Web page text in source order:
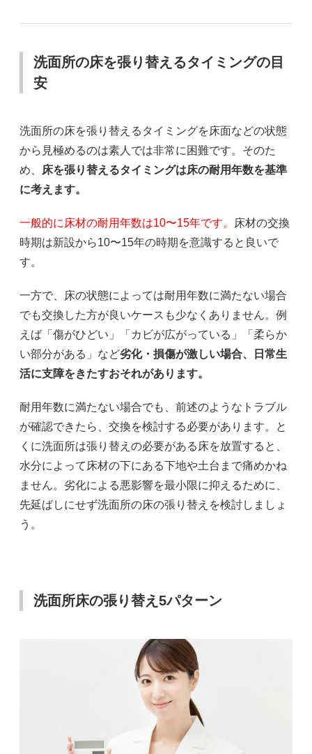
洗面所の床を張り替えるタイミングの目
安
洗面所の床を張り替えるタイミングを床面などの状態
から見極めるのは素人では非常に困難です。そのた
め、
床を張り替えるタイミングは床の耐用年数を基準
に考えます。
一般的に床材の耐用年数は10〜15年です。
床材の交換
時期は新設から10〜15年の時期を意識すると良いで
す。
一方で、床の状態によっては耐用年数に満たない場合
でも交換した方が良いケースも少なくありません。例
えば「傷がひどい」「カビが広がっている」「柔らか
い部分がある」など劣化・損傷が激しい場合、日常生
活に支障をきたすおそれがあります。
耐用年数に満たない場合でも、前述のようなトラブル
が確認できたら、交換を検討する必要があります。と
くに洗面所は張り替えの必要がある床を放置すると、
水分によって床材の下にある下地や土台まで痛めかね
ません。劣化による悪影響を最小限に抑えるために、
先延ばしにせず洗面所の床の張り替えを検討しましょ
う。
洗面所床の張り替え5パターン